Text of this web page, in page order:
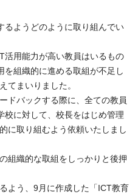
るようどのように取り組んでい
活用能力が高い教員はいるもの
組織的に進める取組が不足し
てまいりました。
ドバックする際に、全ての教員
校に対して、校長をはじめ管理
に取り組むよう依頼いたしまし
組織的な取組をしっかりと後押
よう、9月に作成した「ICT教育